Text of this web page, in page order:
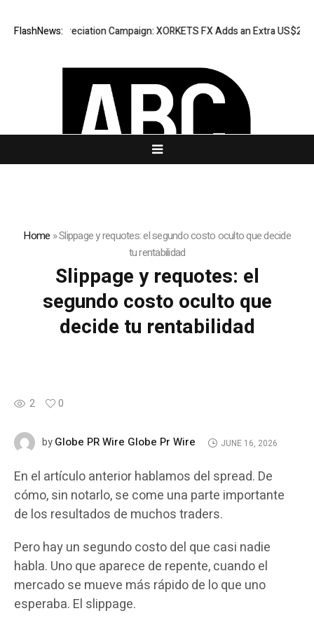
FlashNews:
Appreciation Campaign: XORKETS FX Adds an Extra US$20
Home »Slippage y requotes: el segundo costo oculto que decide
tu rentabilidad
Slippage y requotes: el
segundo costo oculto que
decide tu rentabilidad
2 0
byGlobe PR Wire Globe Pr Wire JUNE 16, 2026
En el artículo anterior hablamos del spread. De
cómo, sin notarlo, se come una parte importante
de los resultados de muchos traders.
Pero hay un segundo costo del que casi nadie
habla. Uno que aparece de repente, cuando el
mercado se mueve más rápido de lo que uno
esperaba. El slippage.